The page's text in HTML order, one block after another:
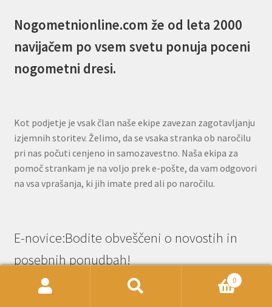
Nogometnionline.com že od leta 2000
navijačem po vsem svetu ponuja poceni
nogometni dresi.
Kot podjetje je vsak član naše ekipe zavezan zagotavljanju
izjemnih storitev. Želimo, da se vsaka stranka ob naročilu
pri nas počuti cenjeno in samozavestno. Naša ekipa za
pomoč strankam je na voljo prek e-pošte, da vam odgovori
na vsa vprašanja, ki jih imate pred ali po naročilu.
E-novice:Bodite obveščeni o novostih in
posebnih ponudbah!
0